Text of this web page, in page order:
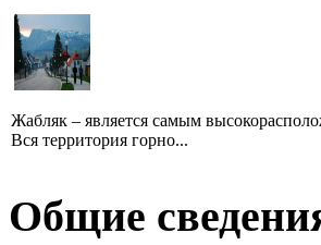
Жабляк – является самым
Вся территория горно...
Общие